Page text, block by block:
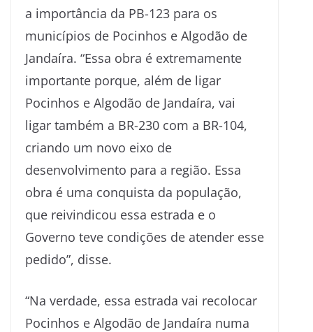
a importância da PB-123 para os
municípios de Pocinhos e Algodão de
Jandaíra. “Essa obra é extremamente
importante porque, além de ligar
Pocinhos e Algodão de Jandaíra, vai
ligar também a BR-230 com a BR-104,
criando um novo eixo de
desenvolvimento para a região. Essa
obra é uma conquista da população,
que reivindicou essa estrada e o
Governo teve condições de atender esse
pedido”, disse.
“Na verdade, essa estrada vai recolocar
Pocinhos e Algodão de Jandaíra numa